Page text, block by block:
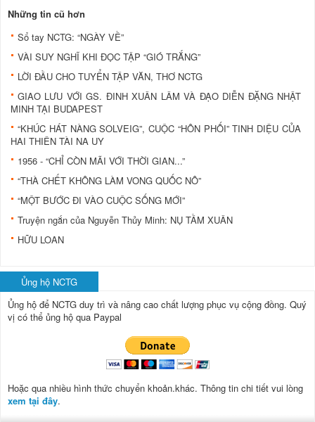
Những tin cũ hơn
Sổ tay NCTG: “NGÀY VỀ”
VÀI SUY NGHĨ KHI ĐỌC TẬP “GIÓ TRẮNG”
LỜI ĐẦU CHO TUYỂN TẬP VĂN, THƠ NCTG
GIAO LƯU VỚI GS. ĐINH XUÂN LÂM VÀ ĐẠO DIỄN ĐẶNG NHẬT
MINH TẠI BUDAPEST
“KHÚC HÁT NÀNG SOLVEIG”, CUỘC “HÔN PHỐI” TINH DIỆU CỦA
HAI THIÊN TÀI NA UY
1956 - “CHỈ CÒN MÃI VỚI THỜI GIAN...”
“THÀ CHẾT KHÔNG LÀM VONG QUỐC NÔ”
“MỘT BƯỚC ĐI VÀO CUỘC SỐNG MỚI”
Truyện ngắn của Nguyễn Thủy Minh: NỤ TẦM XUÂN
HỮU LOAN
Ủng hộ NCTG
Ủng hộ để NCTG duy trì và nâng cao chất lượng phục vụ cộng đồng. Quý
vị có thể ủng hộ qua Paypal
Hoặc qua nhiều hình thức chuyển khoản.khác. Thông tin chi tiết vui lòng
xem tại đây.